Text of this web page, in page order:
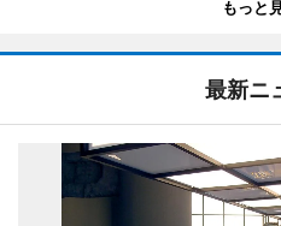
もっと
最新ニ